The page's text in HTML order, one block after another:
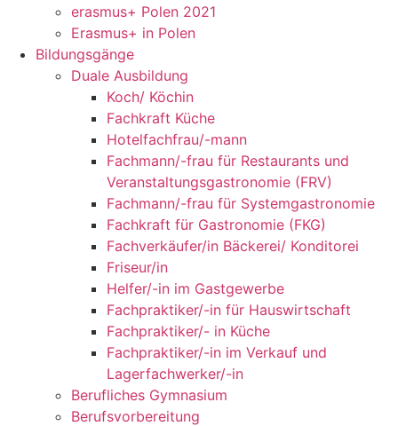
erasmus+ Polen 2021
Erasmus+ in Polen
Bildungsgänge
Duale Ausbildung
Koch/ Köchin
Fachkraft Küche
Hotelfachfrau/-mann
Fachmann/-frau für Restaurants und
Veranstaltungsgastronomie (FRV)
Fachmann/-frau für Systemgastronomie
Fachkraft für Gastronomie (FKG)
Fachverkäufer/in Bäckerei/ Konditorei
Friseur/in
Helfer/-in im Gastgewerbe
Fachpraktiker/-in für Hauswirtschaft
Fachpraktiker/- in Küche
Fachpraktiker/-in im Verkauf und
Lagerfachwerker/-in
Berufliches Gymnasium
Berufsvorbereitung